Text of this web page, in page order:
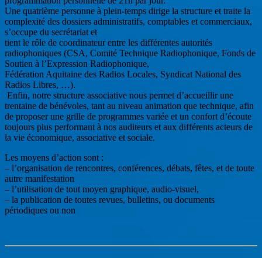
Une quatrième personne à plein-temps dirige la structure et traite la
complexité des dossiers administratifs, comptables et commerciaux,
s’occupe du secrétariat et
tient le rôle de coordinateur entre les différentes autorités
radiophoniques (CSA, Comité Technique Radiophonique, Fonds de
Soutien à l’Expression Radiophonique,
Fédération Aquitaine des Radios Locales, Syndicat National des
Radios Libres, …).
Enfin, notre structure associative nous permet d’accueillir une
trentaine de bénévoles, tant au niveau animation que technique, afin
de proposer une grille de programmes variée et un confort d’écoute
toujours plus performant à nos auditeurs et aux différents acteurs de
la vie économique, associative et sociale.
Les moyens d’action sont :
– l’organisation de rencontres, conférences, débats, fêtes, et de toute
autre manifestation
– l’utilisation de tout moyen graphique, audio-visuel,
– la publication de toutes revues, bulletins, ou documents
périodiques ou non